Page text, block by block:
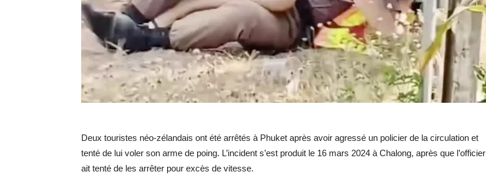
Deux touristes néo-zélandais ont été arrêtés à Phuket après avoir agressé un policier de la circulation et
tenté de lui voler son arme de poing. L’incident s’est produit le 16 mars 2024 à Chalong, après que l’officier
ait tenté de les arrêter pour excès de vitesse.